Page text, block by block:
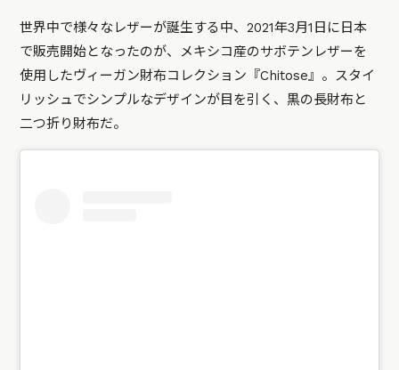
世界中で様々なレザーが誕生する中、2021年3月1日に日本
で販売開始となったのが、メキシコ産のサボテンレザーを
使用したヴィーガン財布コレクション『Chitose』。スタイ
リッシュでシンプルなデザインが目を引く、黒の長財布と
二つ折り財布だ。